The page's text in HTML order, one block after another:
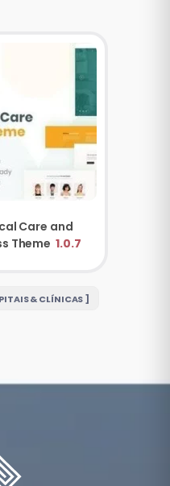
Care and
Theme 1.0.7
& CLÍNICAS ]